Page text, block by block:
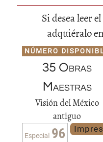
Si desea leer
adquiéralo
NÚMERO
35 Obras
Maestras
Visión del México
antiguo
Especial 96